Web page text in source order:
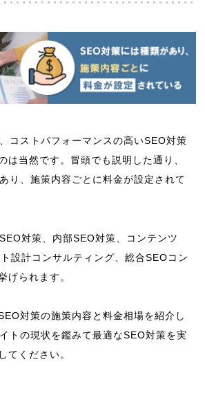
コストパフォーマンスの高いSEO対策
は当然です。冒頭でも説明した通り、
り、施策内容ごとに料金が設定されて
対策、内部SEO対策、コンテンツ
設計コンサルティング、総合SEOコン
げられます。
対策の施策内容と料金相場を紹介し
トの現状を鑑みて最適なSEO対策を実
てください。